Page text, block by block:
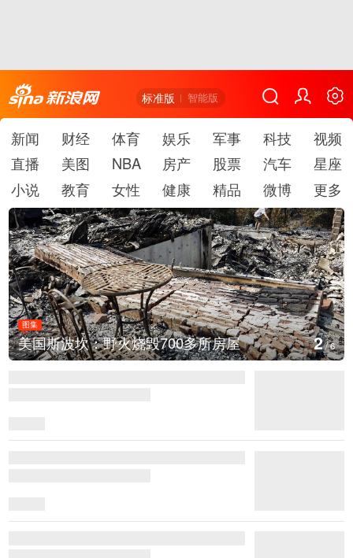
标准版 智能版
新闻 财经 体育 娱乐 军事 科技
视频
直播
美图 NBA 房产 股票 汽车
星座
小说
教育 女性 健康 精品 微博 更多
图集
叙利亚：大马士革发生爆炸 3/6